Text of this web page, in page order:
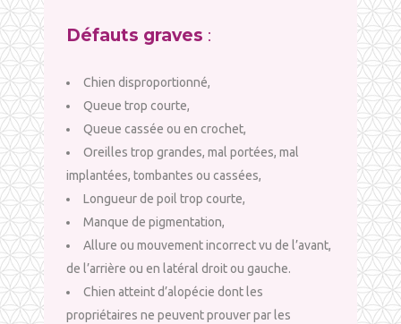
Défauts graves :
Chien disproportionné,
Queue trop courte,
Queue cassée ou en crochet,
Oreilles trop grandes, mal portées, mal
implantées, tombantes ou cassées,
Longueur de poil trop courte,
Manque de pigmentation,
Allure ou mouvement incorrect vu de l’avant,
de l’arrière ou en latéral droit ou gauche.
Chien atteint d’alopécie dont les
propriétaires ne peuvent prouver par les